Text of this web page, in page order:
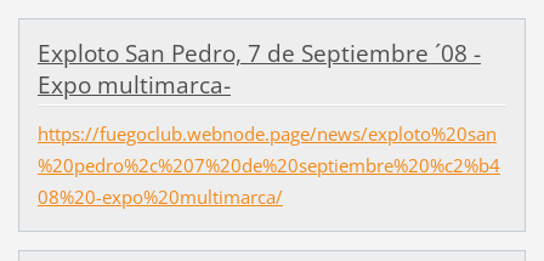
Exploto San Pedro, 7 de Septiembre ´08 -
Expo multimarca-
https://fuegoclub.webnode.page/news/exploto%20san
%20pedro%2c%207%20de%20septiembre%20%c2%b4
08%20-expo%20multimarca/